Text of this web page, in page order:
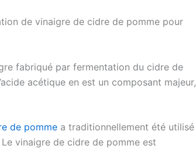
de vinaigre de cidre de pomme pour
fabriqué par fermentation du cidre de
acétique en est un composant majeur,
de pomme a traditionnellement été utilisé
vinaigre de cidre de pomme est